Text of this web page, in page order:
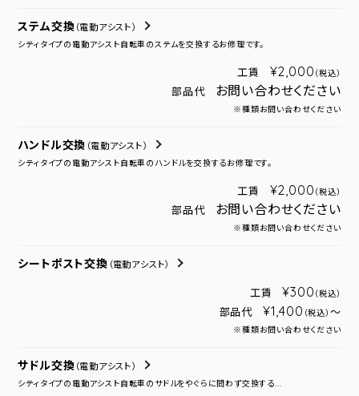
ステム交換 （電動アシスト）
シティタイプの電動アシスト自転車のステムを交換するお修理です。
工賃 ¥2,000 （税込）
部品代 お問い合わせください
※種類お問い合わせください
ハンドル交換 （電動アシスト）
シティタイプの電動アシスト自転車のハンドルを交換するお修理です。
工賃 ¥2,000 （税込）
部品代 お問い合わせください
※種類お問い合わせください
シートポスト交換 （電動アシスト）
工賃 ¥300 （税込）
部品代 ¥1,400 （税込） ～
※種類お問い合わせください
サドル交換 （電動アシスト）
シティタイプの電動アシスト自転車のサドルをやぐらに問わず交換する...